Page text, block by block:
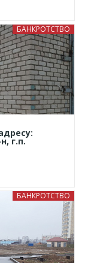
БАНКРОТСТВО
г.п.
БАНКРОТСТВО